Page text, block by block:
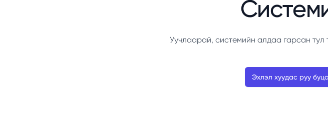
Уучлаарай, системийн алдаа гарсан
Эхлэл хуудас руу